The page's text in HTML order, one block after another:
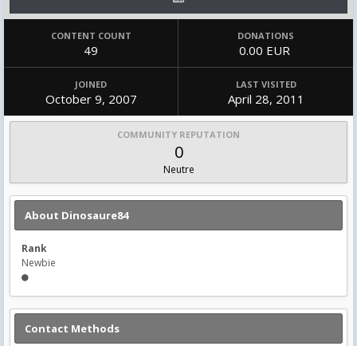
CONTENT COUNT
49
DONATIONS
0.00 EUR
JOINED
October 9, 2007
LAST VISITED
April 28, 2011
COMMUNITY REPUTATION
0
Neutre
About Dinosaure84
Rank
Newbie
Contact Methods